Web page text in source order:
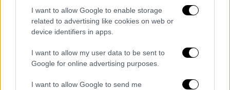
I want to allow Google to enable storage
related to advertising like cookies on web or
device identifiers in apps.
I want to allow my user data to be sent to
Google for online advertising purposes.
I want to allow Google to send me